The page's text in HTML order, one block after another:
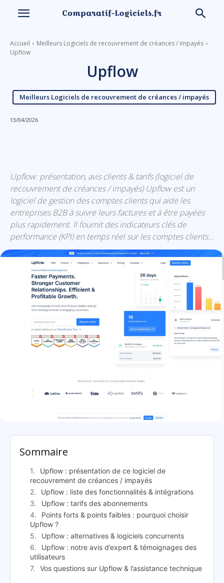
Accueil
Meilleurs Logiciels de recouvrement de créances / impayés
Upflow
Upflow
Meilleurs Logiciels de recouvrement de créances / impayés
13/04/2026
Upflow: présentation, avis clients & tarifs (logiciel de
recouvrement de créances / impayés) Upflow est un
logiciel de gestion des comptes clients qui aide les
entreprises B2B à suivre leurs factures et à être payées
plus rapidement. Il fournit des indicateurs clés de
performance (KPI) en temps réel sur les comptes clients...
Upflow: présentation
Sommaire
Upflow : présentation de ce logiciel de
recouvrement de créances / impayés
Upflow : liste des fonctionnalités & intégrations
Upflow : tarifs des abonnements
Points forts & points faibles : pourquoi choisir
Upflow ?
Upflow : alternatives & logiciels concurrents
Upflow : notre avis d’expert & témoignages des
utilisateurs
Vos questions sur Upflow & l’assistance technique